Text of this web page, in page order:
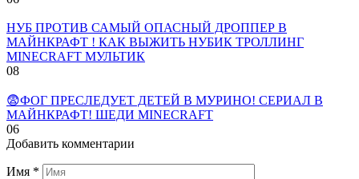
НУБ ПРОТИВ САМЫЙ ОПАСНЫЙ ДРОППЕР В
МАЙНКРАФТ ! КАК ВЫЖИТЬ НУБИК ТРОЛЛИНГ
MINECRAFT МУЛЬТИК
08
😨ФОГ ПРЕСЛЕДУЕТ ДЕТЕЙ В МУРИНО! СЕРИАЛ В
МАЙНКРАФТ! ШЕДИ MINECRAFT
06
Добавить комментарии
Имя *